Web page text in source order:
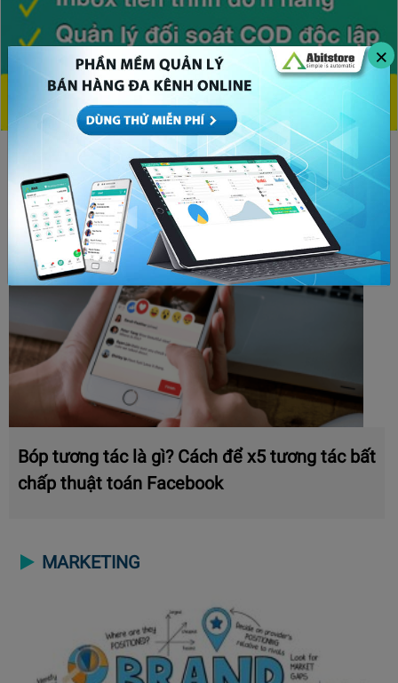
×
CHỦ ĐỀ HOT
Bóp tương tác là gì? Cách để x5 tương tác bất
chấp thuật toán Facebook
MARKETING